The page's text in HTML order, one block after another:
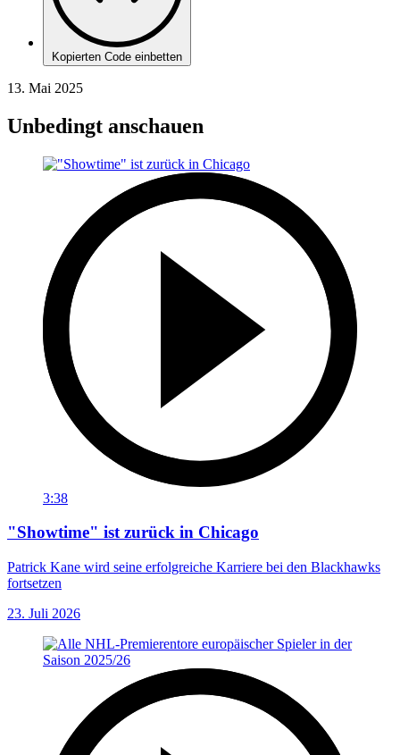
Kopierten Code einbetten
13. Mai 2025
Unbedingt anschauen
3:38
"Showtime" ist zurück in Chicago
Patrick Kane wird seine erfolgreiche Karriere bei den Blackhawks
fortsetzen
23. Juli 2026